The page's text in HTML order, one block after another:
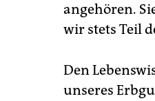
angehören.
wir stets Teil
Den
unseres